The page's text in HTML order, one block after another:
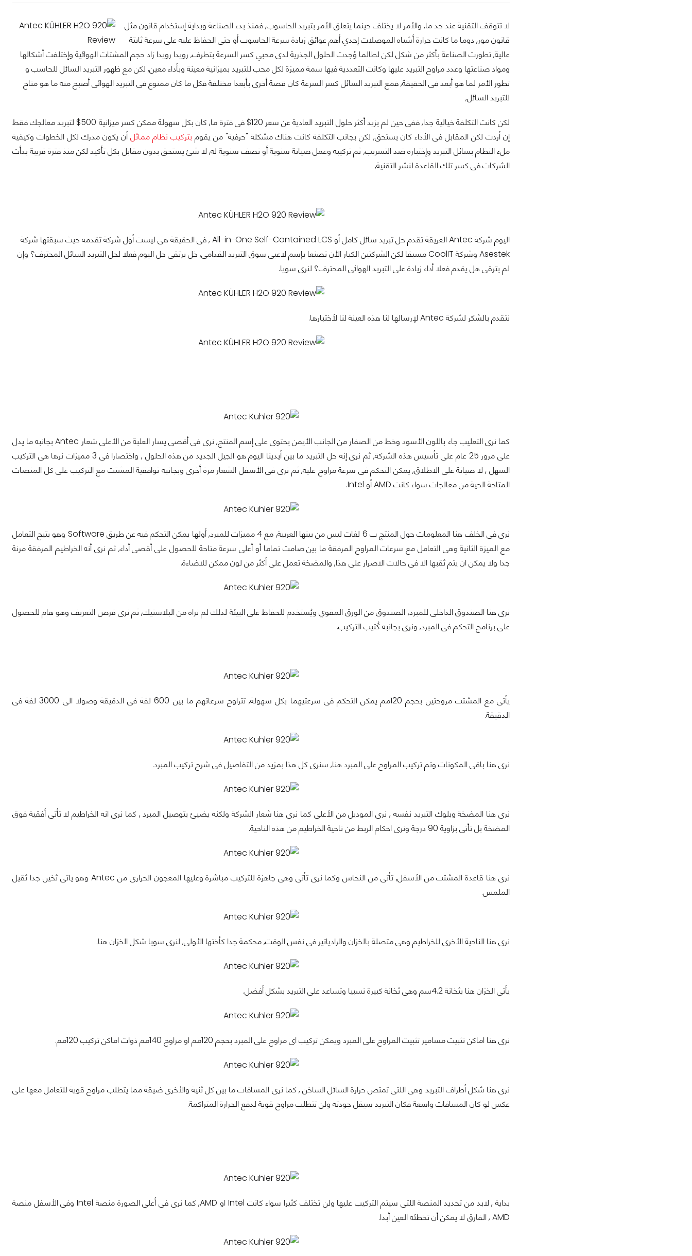
لا تتوقف التقنية عند حد ما, والأمر لا يختلف حينما يتعلق الأمر بتبريد الحاسوب, فمنذ بدء الصناعة وبداية إستخدام قانون مثل
قانون مور, دوما ما كانت حرارة أشباه الموصلات إحدي أهم عوائق زيادة سرعة الحاسوب أو حتى الحفاظ عليه على سرعة ثابتة
عالية, تطورت الصناعة بأكثر من شكل لكن لطالما وُجدت الحلول الجذرية لدى محبي كسر السرعة بتطرف, رويدا رويدا زاد حجم المشتات الهوائية وإختلفت أشكالها
ومواد صناعتها وعدد مراوح التبريد عليها وكانت التعددية فيها سمة مميزة لكل محب للتبريد بميزانية معينة وبأداء معين, لكن مع ظهور التبريد السائل للحاسب و
تطور الأمر لما هو أبعد فى الحقيقة, فمع التبريد السائل كسر السرعة كان قصة أخرى بأبعدا مختلفة فكل ما كان ممنوع فى التبريد الهوائى أصبح منه ما هو متاح
للتبريد السائل,
لكن كانت التكلفة خيالية جدا, ففى حين لم يزيد أكثر حلول التبريد العادية عن سعر 120$ فى فترة ما, كان بكل سهولة ممكن كسر ميزانية 500$ لتبريد معالجك فقط
إن أردت لكن المقابل فى الأداء كان يستحق, لكن بجانب التكلفة كانت هناك مشكلة "حرفية" من يقوم بتركيب نظام مماثل أن يكون مدرك لكل الخطوات وكيفية
ملء النظام بسائل التبريد وإختباره ضد التسريب, ثم تركيبه وعمل صيانة سنوية أو نصف سنوية له, لا شئ يستحق بدون مقابل بكل تأكيد لكن منذ فترة قريبة بدأت
الشركات فى كسر تلك القاعدة لنشر التقنية,
اليوم شركة Antec العريقة تقدم حل تبريد سائل كامل أو All-in-One Self-Contained LCS , فى الحقيقة هى ليست أول شركة تقدمه حيث سبقتها شركة
Asestek وشركة CoolIT مسبقا لكن الشركتين الكبار الأن تصنعا بإسم لاعبى سوق التبريد القدامى, خل يرتقى حل اليوم فعلا لحل التبريد السائل المحترف؟ وإن
لم يترقى هل يقدم فعلا أداء زيادة على التبريد الهوائى المحترف؟ لنرى سويا.
نتقدم بالشكر لشركة Antec لإرسالها لنا هذه العينة لنا لأختبارها.
كما نرى التعليب جاء باللون الأسود وخط من الصفار من الجانب الأيمن يحتوى على إسم المنتج, نرى فى أقصى يسار العلبة من الأعلى شعار Antec بجانبه ما يدل
على مرور 25 عام على تأسيس هذه الشركة, ثم نرى إنه حل التبريد ما بين أيدينا اليوم هو الجيل الجديد من هذه الحلول , واختصارا فى 3 مميزات نرها هى التركيب
السهل , لا صيانة على الاطلاق, يمكن التحكم فى سرعة مراوح عليه, ثم نرى فى الأسفل الشعار مرة أخرى وبجانبه توافقية المشتت مع التركيب على كل المنصات
المتاحة الحية من معالجات سواء كانت AMD أو Intel.
نرى فى الخلف هنا المعلومات حول المنتج ب 6 لغات ليس من بينها العربية, مع 4 مميزات للمبرد, أولها يمكن التحكم فيه عن طريق Software وهو يتيح التعامل
مع الميزة الثانية وهى التعامل مع سرعات المراوح المرفقة ما بين صامت تماما أو أعلى سرعة متاحة للحصول على أقصى أداء, ثم نرى أنه الخراطيم المرفقة مرنة
جدا ولا يمكن ان يتم ثقبها الا فى حالات الاصرار على هذا, والمضخة تعمل على أكثر من لون ممكن للاضاءة.
نرى هنا الصندوق الداخلى للمبرد, الصندوق من الورق المقوي ويُستخدم للحفاظ على البيئة لذلك لم نراه من البلاستيك, ثم نرى قرص التعريف وهو هام للحصول
على برنامج التحكم فى المبرد, ونرى بجانبه كُتيب التركيب.
يأتى مع المشتت مروحتين بحجم 120مم يمكن التحكم فى سرعتيهما بكل سهولة, تتراوح سرعاتهم ما بين 600 لفة فى الدقيقة وصولا الى 3000 لفة فى
الدقيقة.
نرى هنا باقى المكونات وتم تركيب المراوح على المبرد هنا, سنرى كل هذا بمزيد من التفاصيل فى شرح تركيب المبرد.
نرى هنا المضخة وبلوك التبريد نفسه , نرى الموديل من الأعلى كما نرى هنا شعار الشركة ولكنه يضيئ بتوصيل المبرد , كما نرى انه الخراطيم لا تأتى أفقية فوق
المضخة بل تأتى بزاوية 90 درجة ونرى احكام الربط من ناحية الخراطيم من هذه الناحية.
نرى هنا قاعدة المشتت من الأسفل, تأتى من النحاس وكما نرى تأتى وهى جاهزة للتركيب مباشرة وعليها المعجون الحرارى من Antec وهو ياتى ثخين جدا ثقيل
الملمس.
نرى هنا الناحية الأخرى للخراطيم وهى متصلة بالخزان والرادياتير فى نفس الوقت, محكمة جدا كأختها الأولى, لنرى سويا شكل الخزان هنا.
يأتى الخزان هنا بثخانة 4.2سم وهى ثخانة كبيرة نسبيا وتساعد على التبريد بشكل أفضل.
نرى هنا اماكن تثبيت مسامير تثبيت المراوح على المبرد ويمكن تركيب اى مراوح على المبرد بحجم 120مم او مراوح 140مم ذوات اماكن تركيب 120مم.
نرى هنا شكل أطراف التبريد وهى اللتى تمتص حرارة السائل الساخن , كما نرى المسافات ما بين كل ثنية والأخرى ضيقة مما يتطلب مراوح قوية للتعامل معها على
عكس لو كان المسافات واسعة فكان التبريد سيقل جودته ولن تتطلب مراوح قوية لدفع الحرارة المتراكمة.
بداية , لابد من تحديد المنصة اللتى سيتم التركيب عليها ولن تختلف كثيرا سواء كانت Intel او AMD, كما نرى فى أعلى الصورة منصة Intel وفى الأسفل منصة
AMD , الفارق لا يمكن أن تخطئه العين أبدا.